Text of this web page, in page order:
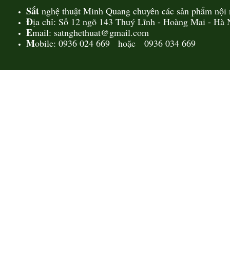
Sắt nghệ thuật Minh Quang chuyên các sản phẩm
Địa chỉ: Số 12 ngõ 143 Thuý Lĩnh - Hoàng Mai - Hà
Email: satnghethuat@gmail.com
Mobile: 0936 024 669 hoặc 0936 034 669